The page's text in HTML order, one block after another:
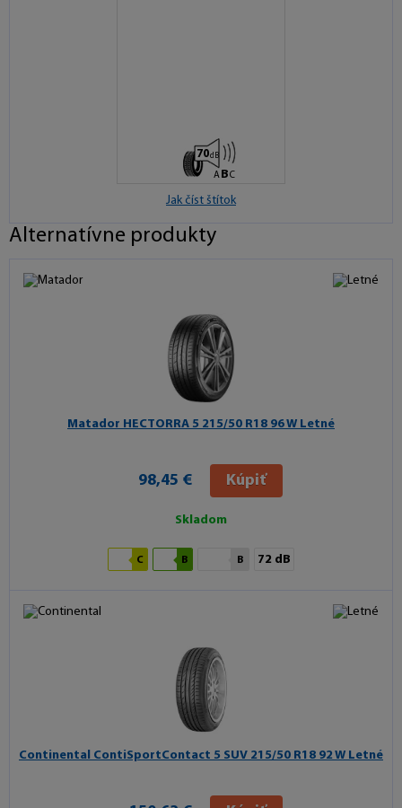
A BC
70 dB
Jak číst štítok
Alternatívne produkty
Matador HECTORRA 5 215/50 R18 96 W Letné
98,45 € Kúpiť
Skladom
C B B 72 dB
Continental ContiSportContact 5 SUV 215/50 R18 92 W Letné